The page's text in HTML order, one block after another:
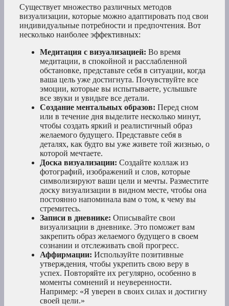
Существует множество различных методов
визуализации, которые можно адаптировать под свои
индивидуальные потребности и предпочтения. Вот
несколько наиболее эффективных:
Медитация с визуализацией: Во время
медитации, в спокойной и расслабленной
обстановке, представьте себя в ситуации, когда
ваша цель уже достигнута. Почувствуйте все
эмоции, которые вы испытываете, услышьте
все звуки и увидьте все детали.
Создание ментальных образов: Перед сном
или в течение дня выделите несколько минут,
чтобы создать яркий и реалистичный образ
желаемого будущего. Представьте себя в
деталях, как будто вы уже живете той жизнью, о
которой мечтаете.
Доска визуализации: Создайте коллаж из
фотографий, изображений и слов, которые
символизируют ваши цели и мечты. Разместите
доску визуализации в видном месте, чтобы она
постоянно напоминала вам о том, к чему вы
стремитесь.
Записи в дневнике: Описывайте свои
визуализации в дневнике. Это поможет вам
закрепить образ желаемого будущего в своем
сознании и отслеживать свой прогресс.
Аффирмации: Используйте позитивные
утверждения, чтобы укрепить свою веру в
успех. Повторяйте их регулярно, особенно в
моменты сомнений и неуверенности.
Например: «Я уверен в своих силах и достигну
своей цели.»